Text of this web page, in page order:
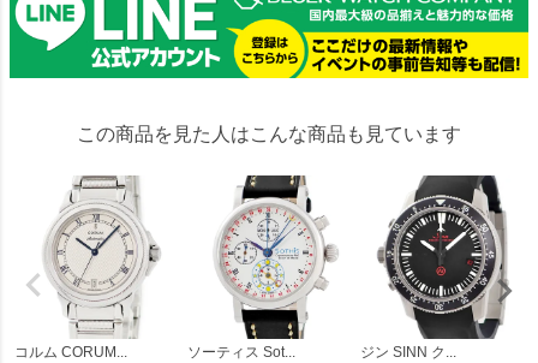
この商品を見た人はこんな商品も見ています
コルム CORUM... ソーティス Sot... ジン SINN ク...